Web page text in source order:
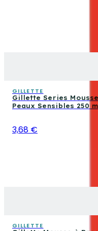
GILLETTE
Gillette Series
Peaux Sensibles 250
3,68 €
GILLETTE